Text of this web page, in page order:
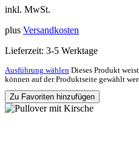
inkl. MwSt.
plus Versandkosten
Lieferzeit: 3-5 Werktage
Ausführung wählen Dieses Produkt
können auf der Produktseite gewählt
Zu Favoriten hinzufügen